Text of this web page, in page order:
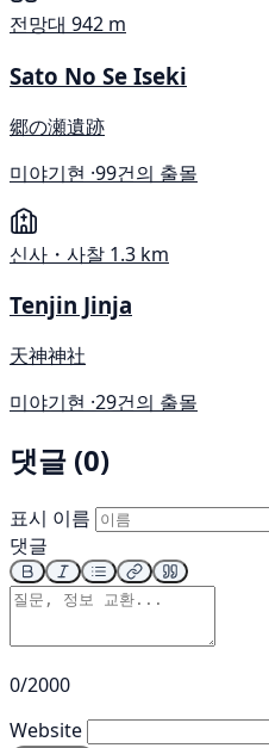
전망대 942 m
Sato No Se Iseki
郷の瀬遺跡
미야기현 ·99건의 출몰
신사・사찰 1.3 km
Tenjin Jinja
天神神社
미야기현 ·29건의 출몰
댓글 (0)
표시 이름
댓글
0/2000
Website